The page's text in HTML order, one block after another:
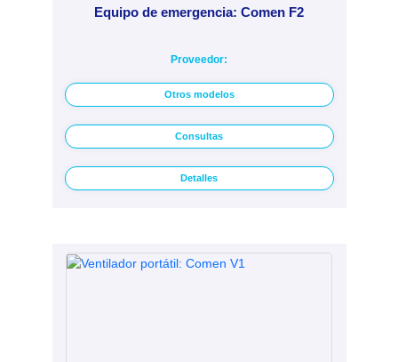
Equipo de emergencia: Comen F2
Proveedor:
Otros modelos
Consultas
Detalles